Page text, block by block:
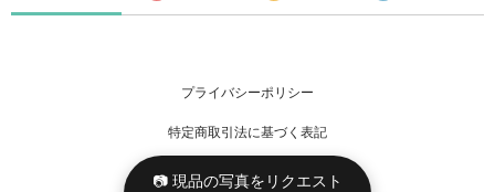
プライバシーポリシー
特定商取引法に基づく表記
📷 現品の写真をリクエスト